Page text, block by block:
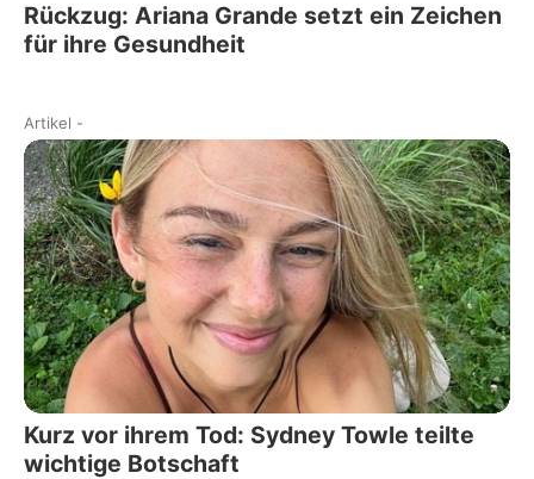
Rückzug: Ariana Grande setzt ein Zeichen
für ihre Gesundheit
Artikel -
Kurz vor ihrem Tod: Sydney Towle teilte
wichtige Botschaft